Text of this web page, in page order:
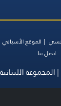
الموقع الأسباني
اتصل بنا
اللبنانية